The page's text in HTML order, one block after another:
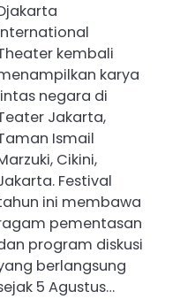
kembali
karya
negara di
Jakarta,
Ismail
Cikini,
Festival
ini membawa
pementasan
program diskusi
berlangsung
5 Agustus…